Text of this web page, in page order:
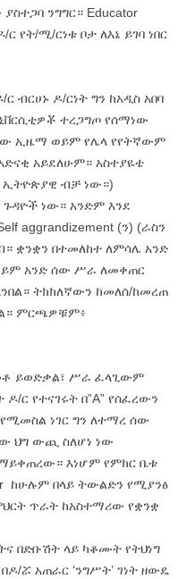
ንግግር። Educator
ሚ/ርነቱ ቦታ ለእኔ ይገባ ነበር
ብርሀኑ ዶ/ርነት ግን ከአዲስ አበባ
ተረጋግጦ የሰማነው
ኢዜማ ወይም የሌላ የየትኛውም
አይደለሁም። አስተያዬቴ
ኢትዮጵያዊ ብቻ ነው።)
ነው። አንድም እንደ
aggrandizement (ን) (ራስን
ቋንቋን በተመለከተ ለምሳሌ አንድ
አንድ ሰው ሥራ ለመቀጠር
ትክክለኛውን ከመለሰ/ከመረጠ
ምርጫዎቹም፥
ይወድቃል፣ ሥራ ፈላጊውም
ር የተናገሩት በ”A” የሰፈረውን
ነገር ግን ለተማረ ሰው
ህግ ውጪ ስለሆነ ነው
እነሆም የምክር ቤቱ
ከሁሉም በላይ ትውልድን የሚያንፅ
ጥራት ከአስተማሪው የቋንቋ
በድቡሽት ላይ ካቆሙት የትህነግ
ሯ አጠራር ‘ንግሥት’ ገነት ዘውዴ